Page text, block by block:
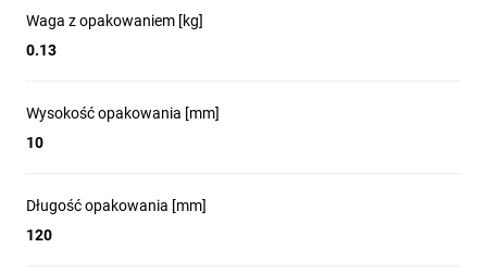
Waga z opakowaniem [kg]
0.13
Wysokość opakowania [mm]
10
Długość opakowania [mm]
120